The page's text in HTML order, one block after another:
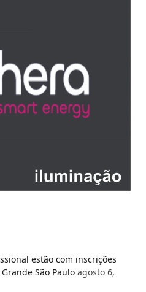
estão com inscrições
São Paulo agosto 6,